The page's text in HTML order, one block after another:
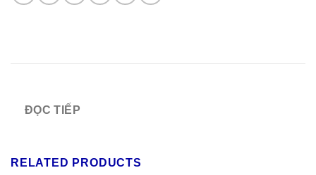
ĐỌC TIẾP
RELATED PRODUCTS